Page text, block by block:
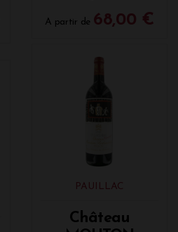
A partir de 68,00 €
PAUILLAC
Château